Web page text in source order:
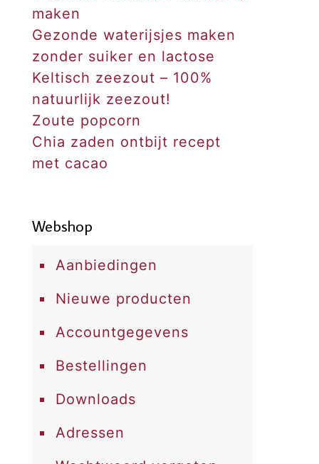
maken
Gezonde waterijsjes maken
zonder suiker en lactose
Keltisch zeezout – 100%
natuurlijk zeezout!
Zoute popcorn
Chia zaden ontbijt recept
met cacao
Webshop
Aanbiedingen
Nieuwe producten
Accountgegevens
Bestellingen
Downloads
Adressen